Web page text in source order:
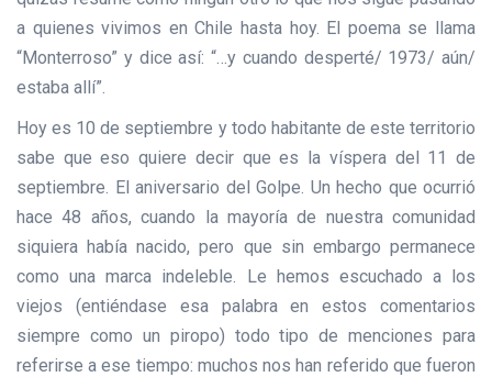
a quienes vivimos en Chile hasta hoy. El poema se llama
“Monterroso” y dice así: “…y cuando desperté/ 1973/ aún/
estaba allí”.
Hoy es 10 de septiembre y todo habitante de este territorio
sabe que eso quiere decir que es la víspera del 11 de
septiembre. El aniversario del Golpe. Un hecho que ocurrió
hace 48 años, cuando la mayoría de nuestra comunidad
siquiera había nacido, pero que sin embargo permanece
como una marca indeleble. Le hemos escuchado a los
viejos (entiéndase esa palabra en estos comentarios
siempre como un piropo) todo tipo de menciones para
referirse a ese tiempo: muchos nos han referido que fueron